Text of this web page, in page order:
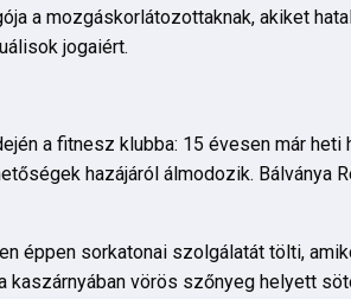
a mozgáskorlátozottaknak, akiket
jogaiért.
a fitnesz klubba: 15 évesen már heti
hazájáról álmodozik. Bálványa
éppen sorkatonai szolgálatát tölti,
kaszárnyában vörös szőnyeg helyett